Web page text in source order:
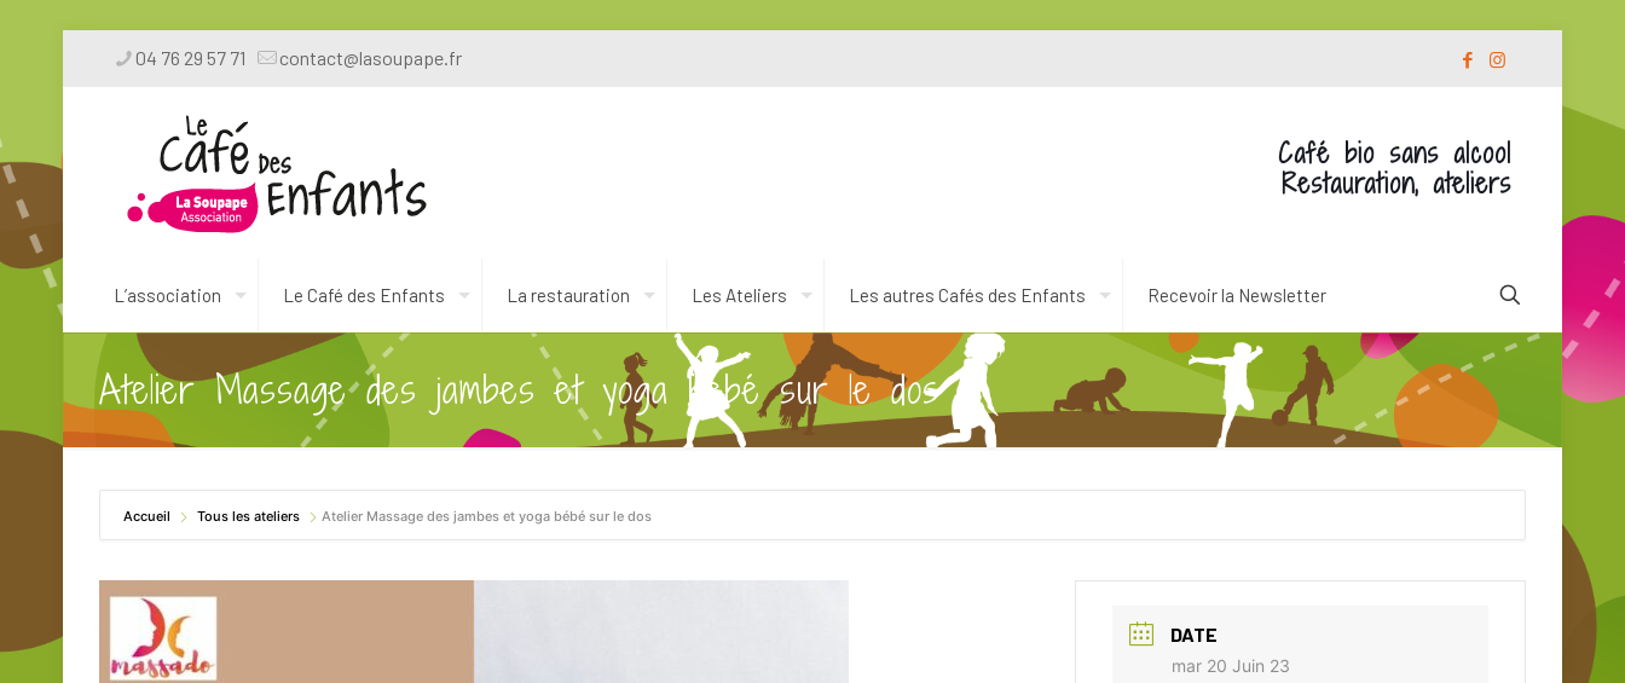
04 76 29 57 71 contact@lasoupape.fr
L’association Le Café des Enfants La restauration Les Ateliers Les autres Cafés des Enfants Recevoir la Newsletter
Café bio sans alcool
Restauration, ateliers
Atelier Massage des jambes et yoga bébé sur le dos
Accueil Tous les ateliers Atelier Massage des jambes et yoga bébé sur le dos
DATE
mar 20 Juin 23